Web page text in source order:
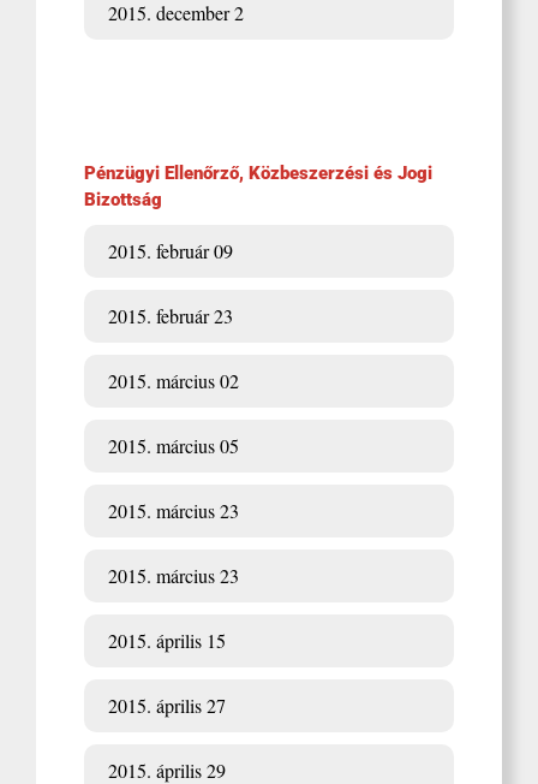
2015. december 2
Pénzügyi Ellenőrző, Közbeszerzési és Jogi
Bizottság
2015. február 09
2015. február 23
2015. március 02
2015. március 05
2015. március 23
2015. március 23
2015. április 15
2015. április 27
2015. április 29